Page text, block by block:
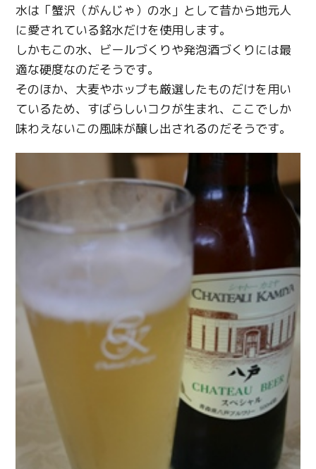
水は「蟹沢（がんじゃ）の水」として昔から地元人
に愛されている銘水だけを使用します。
しかもこの水、ビールづくりや発泡酒づくりには最
適な硬度なのだそうです。
そのほか、大麦やホップも厳選したものだけを用い
ているため、すばらしいコクが生まれ、ここでしか
味わえないこの風味が醸し出されるのだそうです。
Facebook
Line